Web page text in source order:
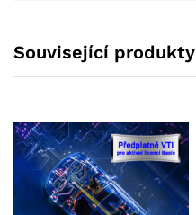
Související produkty